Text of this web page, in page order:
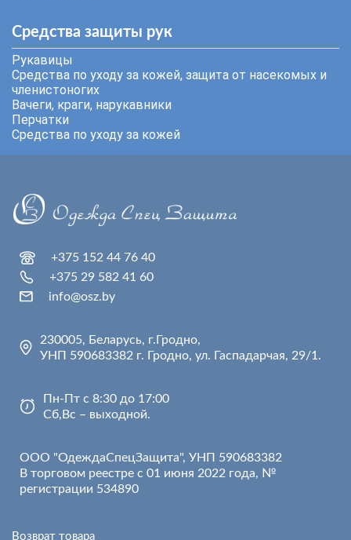
Средства защиты рук
Рукавицы
Средства по уходу за кожей, защита от насекомых и
членистоногих
Вачеги, краги, нарукавники
Перчатки
Средства по уходу за кожей
+375 152 44 76 40
+375 29 582 41 60
info@osz.by
230005, Беларусь, г.Гродно,
УНП 590683382 г. Гродно, ул. Гаспадарчая, 29/1.
Пн-Пт с 8:30 до 17:00
Сб,Вс – выходной.
ООО "ОдеждаСпецЗащита", УНП 590683382
В торговом реестре с 01 июня 2022 года, №
регистрации 534890
Возврат товара